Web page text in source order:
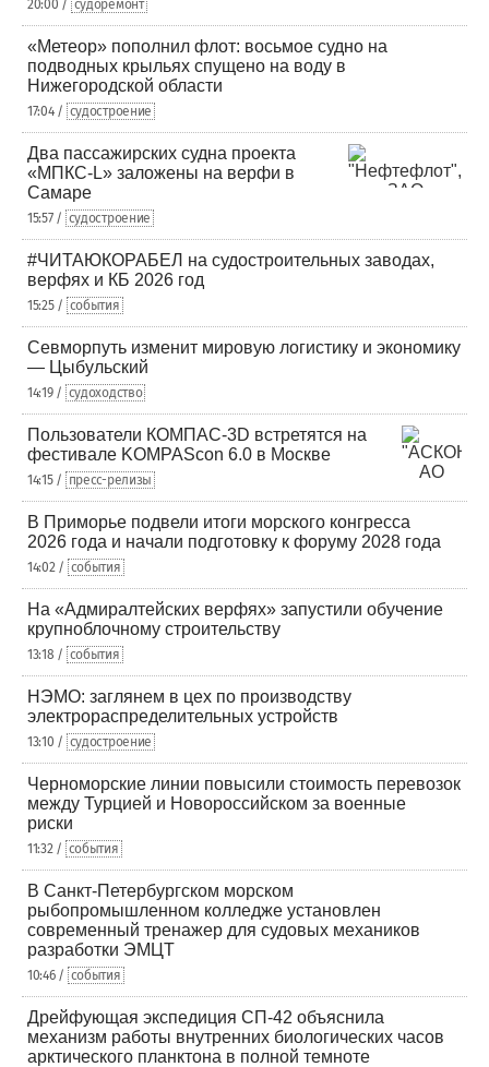
20:00 / судоремонт
«Метеор» пополнил флот: восьмое судно на
подводных крыльях спущено на воду в
Нижегородской области
17:04 / судостроение
Два пассажирских судна проекта
«МПКС-L» заложены на верфи в
Самаре
15:57 / судостроение
#ЧИТАЮКОРАБЕЛ на судостроительных заводах,
верфях и КБ 2026 год
15:25 / события
Севморпуть изменит мировую логистику и экономику
— Цыбульский
14:19 / судоходство
Пользователи КОМПАС-3D встретятся на
фестивале KOMPAScon 6.0 в Москве
14:15 / пресс-релизы
В Приморье подвели итоги морского конгресса
2026 года и начали подготовку к форуму 2028 года
14:02 / события
На «Адмиралтейских верфях» запустили обучение
крупноблочному строительству
13:18 / события
НЭМО: заглянем в цех по производству
электрораспределительных устройств
13:10 / судостроение
Черноморские линии повысили стоимость перевозок
между Турцией и Новороссийском за военные
риски
11:32 / события
В Санкт-Петербургском морском
рыбопромышленном колледже установлен
современный тренажер для судовых механиков
разработки ЭМЦТ
10:46 / события
Дрейфующая экспедиция СП-42 объяснила
механизм работы внутренних биологических часов
арктического планктона в полной темноте